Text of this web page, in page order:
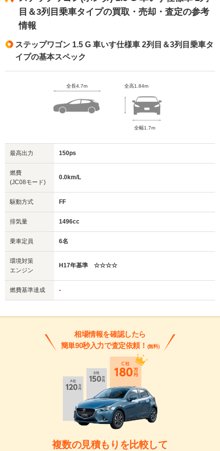
目＆3列目乗車タイプの買取・売却・査定の参考
情報
ステップワゴン 1.5 G 車いす仕様車 2列目＆3列目乗車タ
イプの基本スペック
全長4.7m 全高1.84m
全幅1.7m
最高出力 150ps
燃費
(JC08モード)
0.0km/L
駆動方式 FF
排気量 1496cc
乗車定員 6名
環境対策
エンジン
H17年基準 ☆☆☆☆
燃費基準達成 -
相場情報を確認したら
簡単90秒入力で査定依頼！ (無料)
複数の見積もりを比較して